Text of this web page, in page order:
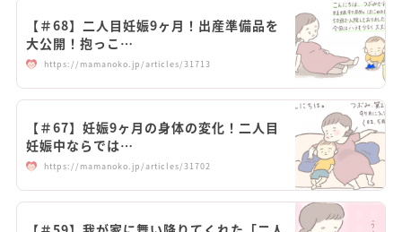
【＃68】二人目妊娠9ヶ月！出産準備品を
大公開！抱っこ…
https://mamanoko.jp/articles/31713
【＃67】妊娠9ヶ月の身体の変化！二人目
妊娠中ならでは…
https://mamanoko.jp/articles/31702